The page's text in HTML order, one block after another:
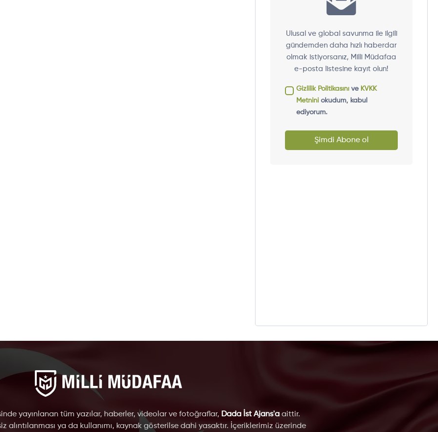
Ulusal ve global savunma ile ilgili
gündemden daha hızlı haberdar
olmak istiyorsanız, Milli Müdafaa
e-posta listesine kayıt olun!
Gizlilik Politikasını ve KVKK
Metnini okudum, kabul
ediyorum.
Şimdi Abone ol
yayınlanan tüm yazılar, haberler, videolar ve fotoğraflar, Dada İst Ajans'a aittir.
alıntılanması ya da kullanımı, kaynak gösterilse dahi yasaktır. İçeriklerimiz üzerinde